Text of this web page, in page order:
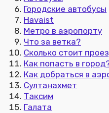
Городские автобусы
Havaist
Метро в аэропорту
Что за ветка?
Сколько стоит
Как попасть в
Как добраться в
Султанахмет
Таксим
Галата